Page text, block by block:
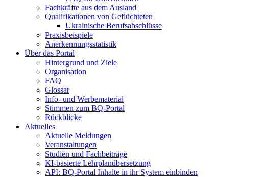
Fachkräfte aus dem Ausland
Qualifikationen von Geflüchteten
Ukrainische Berufsabschlüsse
Praxisbeispiele
Anerkennungsstatistik
Über das Portal
Hintergrund und Ziele
Organisation
FAQ
Glossar
Info- und Werbematerial
Stimmen zum BQ-Portal
Rückblicke
Aktuelles
Aktuelle Meldungen
Veranstaltungen
Studien und Fachbeiträge
KI-basierte Lehrplanübersetzung
API: BQ-Portal Inhalte in ihr System einbinden